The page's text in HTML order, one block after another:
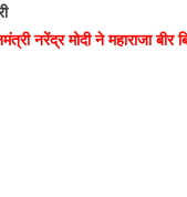
नरेंद्र मोदी ने महाराजा